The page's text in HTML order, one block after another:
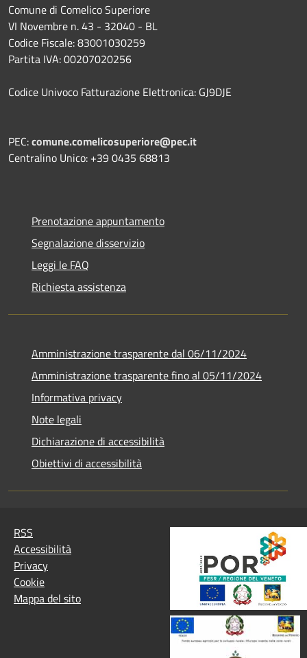
Comune di Comelico Superiore
VI Novembre n. 43 - 32040 - BL
Codice Fiscale: 83001030259
Partita IVA: 00207020256
Codice Univoco Fatturazione Elettronica: GJ9DJE
PEC:comune.comelicosuperiore@pec.it
Centralino Unico: +39 0435 68813
Prenotazione appuntamento
Segnalazione disservizio
Leggi le FAQ
Richiesta assistenza
Amministrazione trasparente dal 06/11/2024
Amministrazione trasparente fino al 05/11/2024
Informativa privacy
Note legali
Dichiarazione di accessibilità
Obiettivi di accessibilità
RSS
Accessibilità
Privacy
Cookie
Mappa del sito